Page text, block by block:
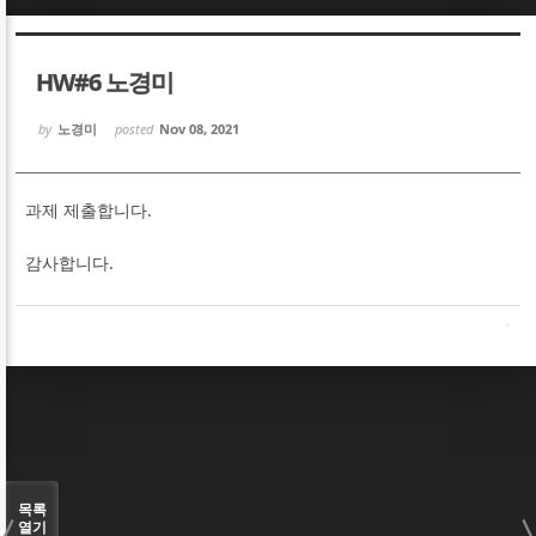
HW#6 노경미
by 노경미 posted Nov 08, 2021
과제 제출합니다.
감사합니다.
목록
열기
Sketchbook5, 스케치북5
Sketchbook5, 스케치북5
Sketchbook5, 스케치북5
Sketchbook5, 스케치북5